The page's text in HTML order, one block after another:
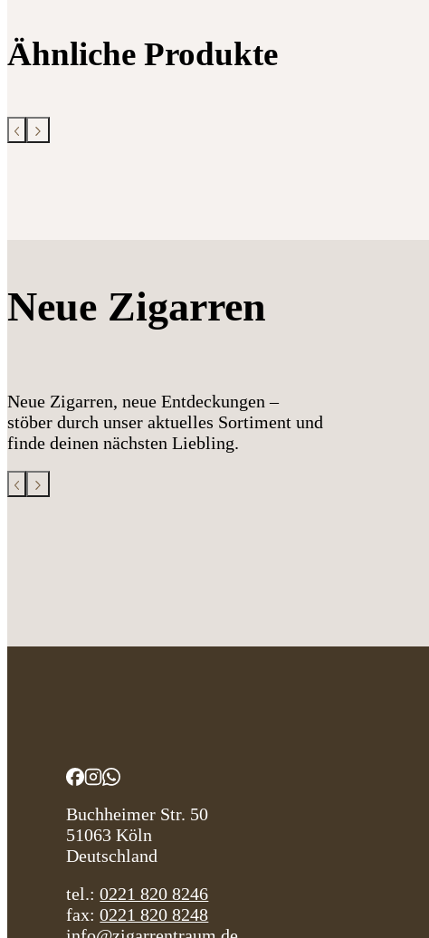
Ähnliche Produkte
Neue Zigarren
Neue Zigarren, neue Entdeckungen –
stöber durch unser aktuelles Sortiment und
finde deinen nächsten Liebling.
Buchheimer Str. 50
51063 Köln
Deutschland
tel.:0221 820 8246
fax:0221 820 8248